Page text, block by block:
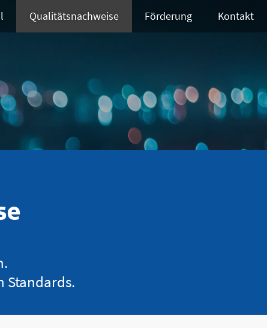
Qualitätsnachweise Förderung Kontakt
Standards.